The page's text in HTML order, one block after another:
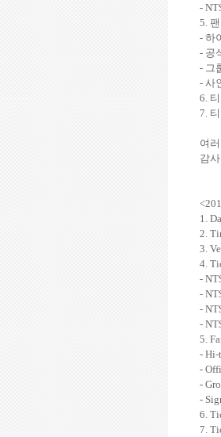
-
5.
- 하
- 공
- 그
- 사
6.
7.
여
감
1.
2.
3.
4.
-
-
-
-
5.
- Hi-
-
-
-
6.
7.